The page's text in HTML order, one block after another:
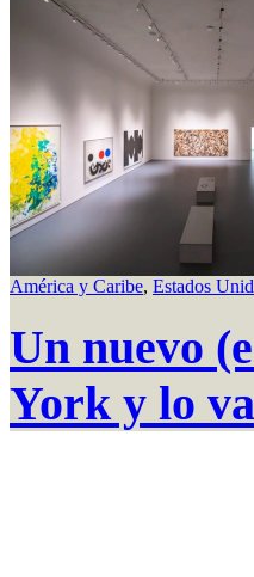
América y Caribe, Estados
Un nuevo
York y lo